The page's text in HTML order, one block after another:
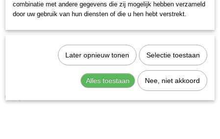
Kraftwerk 3233 Momentsleutel 3/8" 10 - 60 Nm
€ 76,45
combinatie met andere gegevens die zij mogelijk hebben verzameld
door uw gebruik van hun diensten of die u hen hebt verstrekt.
Later opnieuw tonen Selectie toestaan
Alles toestaan Nee, niet akkoord